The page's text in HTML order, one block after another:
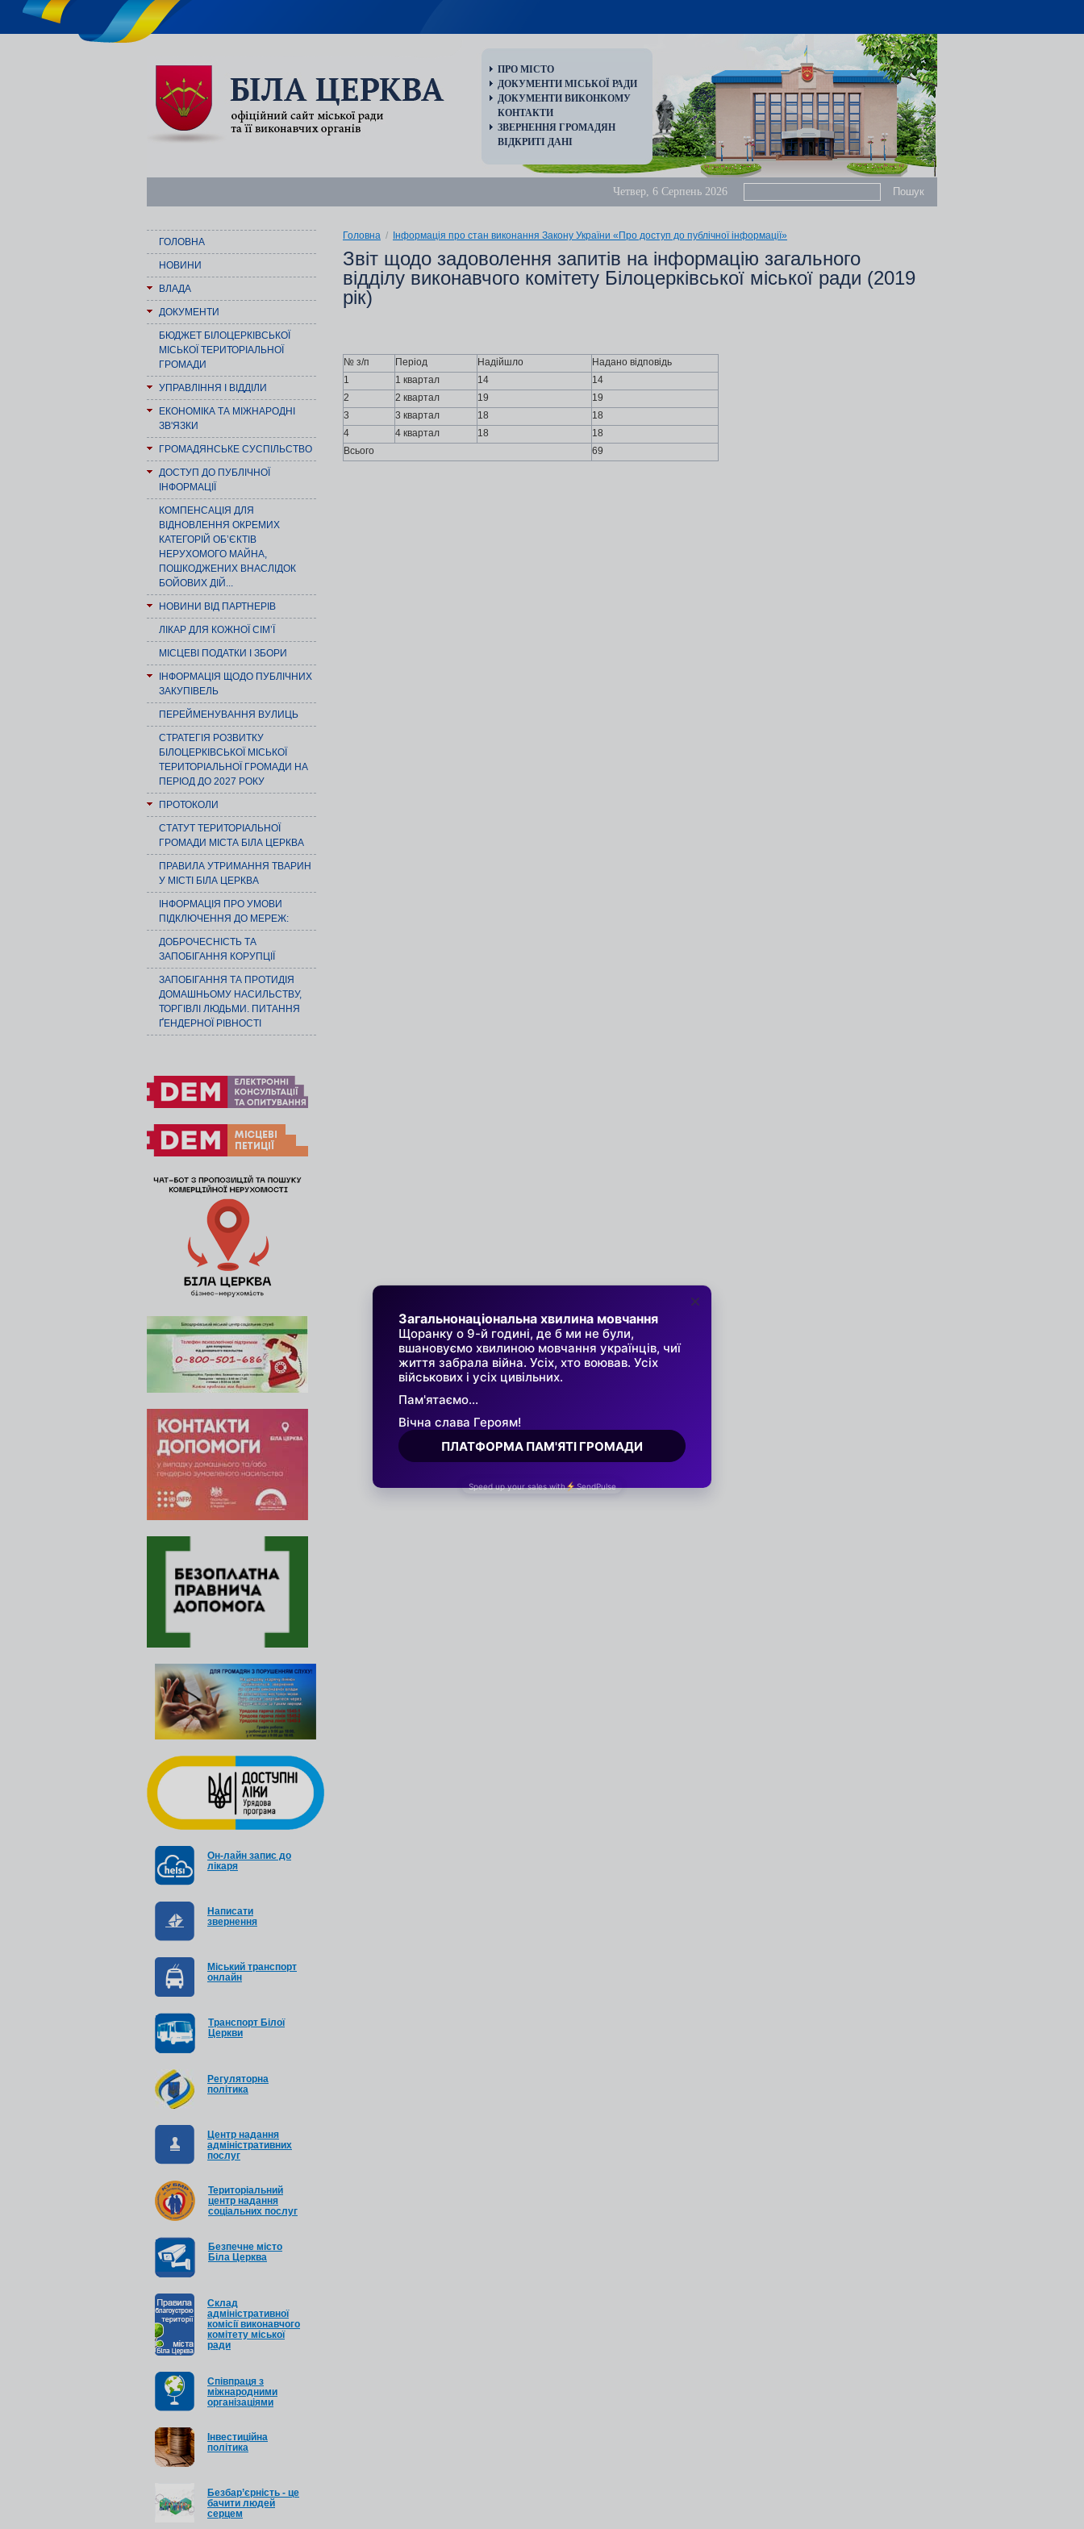
ПРО МІСТО
ДОКУМЕНТИ МІСЬКОЇ РАДИ
ДОКУМЕНТИ ВИКОНКОМУ
КОНТАКТИ
ЗВЕРНЕННЯ ГРОМАДЯН
ВІДКРИТІ ДАНІ
Четвер, 6 Серпень 2026
ГОЛОВНА
НОВИНИ
ВЛАДА
ДОКУМЕНТИ
БЮДЖЕТ БІЛОЦЕРКІВСЬКОЇ
МІСЬКОЇ ТЕРИТОРІАЛЬНОЇ
ГРОМАДИ
УПРАВЛІННЯ І ВІДДІЛИ
ЕКОНОМІКА ТА МІЖНАРОДНІ
ЗВ'ЯЗКИ
ГРОМАДЯНСЬКЕ СУСПІЛЬСТВО
ДОСТУП ДО ПУБЛІЧНОЇ
ІНФОРМАЦІЇ
КОМПЕНСАЦІЯ ДЛЯ
ВІДНОВЛЕННЯ ОКРЕМИХ
КАТЕГОРІЙ ОБ’ЄКТІВ
НЕРУХОМОГО МАЙНА,
ПОШКОДЖЕНИХ ВНАСЛІДОК
БОЙОВИХ ДІЙ...
НОВИНИ ВІД ПАРТНЕРІВ
ЛІКАР ДЛЯ КОЖНОЇ СІМ’Ї
МІСЦЕВІ ПОДАТКИ І ЗБОРИ
ІНФОРМАЦІЯ ЩОДО ПУБЛІЧНИХ
ЗАКУПІВЕЛЬ
ПЕРЕЙМЕНУВАННЯ ВУЛИЦЬ
СТРАТЕГІЯ РОЗВИТКУ
БІЛОЦЕРКІВСЬКОЇ МІСЬКОЇ
ТЕРИТОРІАЛЬНОЇ ГРОМАДИ НА
ПЕРІОД ДО 2027 РОКУ
ПРОТОКОЛИ
СТАТУТ ТЕРИТОРІАЛЬНОЇ
ГРОМАДИ МІСТА БІЛА ЦЕРКВА
ПРАВИЛА УТРИМАННЯ ТВАРИН
У МІСТІ БІЛА ЦЕРКВА
ІНФОРМАЦІЯ ПРО УМОВИ
ПІДКЛЮЧЕННЯ ДО МЕРЕЖ:
ДОБРОЧЕСНІСТЬ ТА
ЗАПОБІГАННЯ КОРУПЦІЇ
ЗАПОБІГАННЯ ТА ПРОТИДІЯ
ДОМАШНЬОМУ НАСИЛЬСТВУ,
ТОРГІВЛІ ЛЮДЬМИ. ПИТАННЯ
ҐЕНДЕРНОЇ РІВНОСТІ
Он-лайн запис до
лікаря
Написати
звернення
Міський транспорт
онлайн
Транспорт Білої
Церкви
Регуляторна
політика
Центр надання
адміністративних
послуг
Територіальний
центр надання
соціальних послуг
Безпечне місто
Біла Церква
Cклад
адміністративної
комісії виконавчого
комітету міської
ради
Співпраця з
міжнародними
організаціями
Інвестиційна
політика
Безбар’єрність - це
бачити людей
серцем
Головна / Інформація про стан виконання Закону України «Про доступ до публічної інформації»
Звіт щодо задоволення запитів на інформацію загального
відділу виконавчого комітету Білоцерківської міської ради (2019
рік)
№ з/п Період Надійшло
Надано відповідь
1
1 квартал 14
14
2
2 квартал 19
19
3
3 квартал 18
18
4
4 квартал 18
18
Всього
69